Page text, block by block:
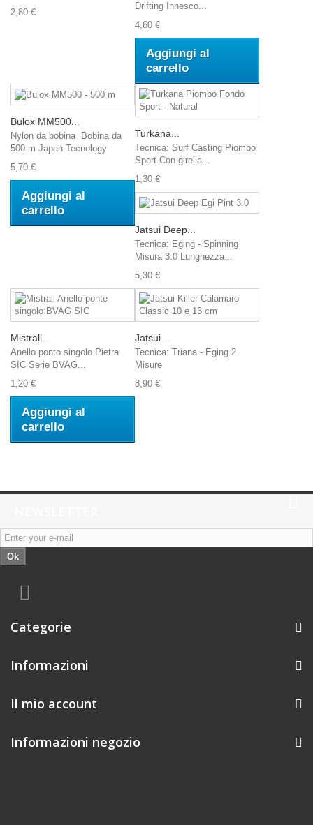
2,80 €
Drifting Innesco...
4,60 €
Aggiungi al
carrello
Bulox MM500...
Nylon da bobina Bobina da
500 m Japan Tecnology
5,70 €
Aggiungi al
carrello
Turkana...
Tecnica: Surf Casting Piombo
Sport Con girella...
1,30 €
Jatsui Deep...
Tecnica: Eging - Spinning
Misura 3.0 Lunghezza...
5,30 €
Mistrall...
Anello ponto singolo Pietra
SIC Serie BVAG...
1,20 €
Aggiungi al
carrello
Jatsui...
Tecnica: Triana - Eging 2
Misure
8,90 €
Ok
Categorie
Informazioni
Il mio account
Informazioni negozio